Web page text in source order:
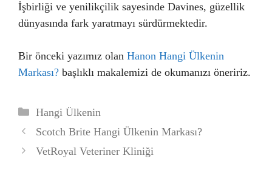
İşbirliği ve yenilikçilik sayesinde Davines, güzellik
dünyasında fark yaratmayı sürdürmektedir.
Bir önceki yazımız olan Hanon Hangi Ülkenin
Markası? başlıklı makalemizi de okumanızı öneririz.
Kategoriler
Hangi Ülkenin
Scotch Brite Hangi Ülkenin Markası?
VetRoyal Veteriner Kliniği